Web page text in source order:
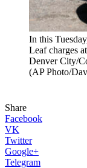
In this
Leaf charges
Denver City/
(AP Photo/
Share
Facebook
VK
Twitter
Google+
Telegram